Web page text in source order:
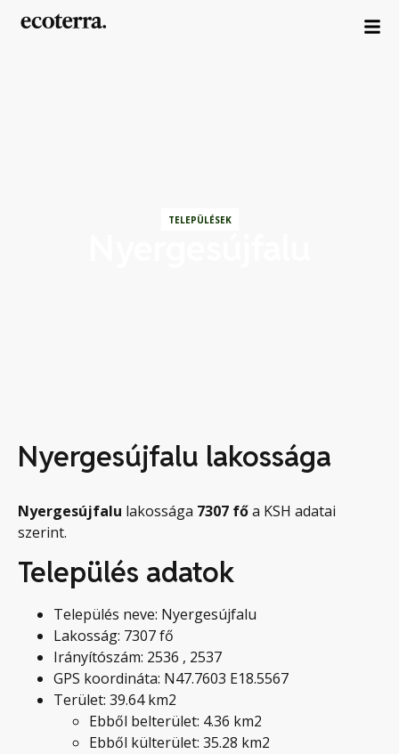
TELEPÜLÉSEK
Nyergesújfalu lakossága
Nyergesújfalu lakossága 7307 főa KSH adatai
szerint.
Település adatok
Település neve: Nyergesújfalu
Lakosság: 7307 fő
Irányítószám: 2536 , 2537
GPS koordináta: N47.7603 E18.5567
Terület: 39.64 km2
Ebből belterület: 4.36 km2
Ebből külterület: 35.28 km2